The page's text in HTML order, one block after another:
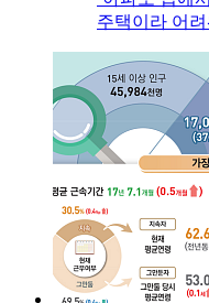
주택이라 어려